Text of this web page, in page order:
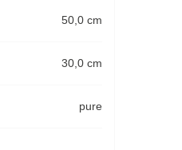
50,0 cm
30,0 cm
pure